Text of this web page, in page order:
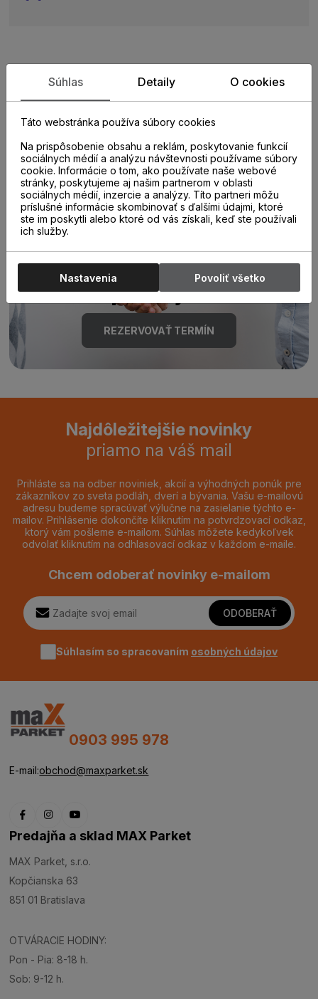
Zistite viac o vlastnostiach
produktu
Poraďte sa s
odborníkom u nás na
predajni.
REZERVOVAŤ TERMÍN
Najdôležitejšie novinky
priamo na váš mail
Prihláste sa na odber noviniek, akcií a výhodných ponúk pre
zákazníkov zo sveta podláh, dverí a bývania. Vašu e-mailovú
adresu budeme spracúvať výlučne na zasielanie týchto e-
mailov. Prihlásenie dokončíte kliknutím na potvrdzovací odkaz,
ktorý vám pošleme e-mailom. Súhlas môžete kedykoľvek
odvolať kliknutím na odhlasovací odkaz v každom e-maile.
Chcem odoberať novinky e-mailom
ODOBERAŤ
Súhlasím so spracovaním osobných údajov
0903 995 978
E-mail:obchod@maxparket.sk
Predajňa a sklad MAX Parket
MAX Parket, s.r.o.
Kopčianska 63
851 01 Bratislava
OTVÁRACIE HODINY:
Pon - Pia: 8-18 h.
Sob: 9-12 h.
Súhlas Detaily O cookies
Táto webstránka používa súbory cookies
Na prispôsobenie obsahu a reklám, poskytovanie funkcií
sociálnych médií a analýzu návštevnosti používame súbory
cookie. Informácie o tom, ako používate naše webové
stránky, poskytujeme aj našim partnerom v oblasti
sociálnych médií, inzercie a analýzy. Títo partneri môžu
príslušné informácie skombinovať s ďalšími údajmi, ktoré
ste im poskytli alebo ktoré od vás získali, keď ste používali
ich služby.
Nastavenia Povoliť všetko